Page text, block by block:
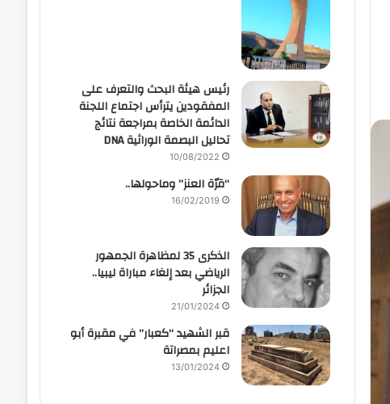
رئيس هيئة البحث والتعرف على
المفقودين يترأس اجتماع اللجنة
الدائمة الخاصة بمراجعة نتائج
تحاليل البصمة الوراثية DNA
10/08/2022
“قرّة العنز” وماحولها..
16/02/2019
الذكرى 35 لمظاهرة الجمهور
الرياضي بعد إلغاء مباراة ليبيا..
الجزائر
21/01/2024
قبر الشهيد “كعبار” في مقبرة أبو
اعليم بمصراتة
13/01/2024